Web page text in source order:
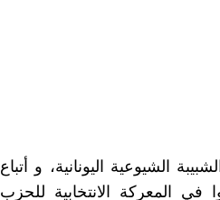
الشيوعية اليونانية، و أتباع
في المعركة الانتخابية للحزب